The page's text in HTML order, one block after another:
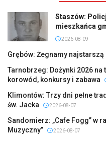
Staszów:
mieszkańca
2026-08-09
Grębów: Żegnamy
Tarnobrzeg: Dożynki 2026
korowód, konkursy i zabawa
Klimontów: Trzy dni pełne
św. Jacka
2026-08-07
Sandomierz: „Cafe Fogg” w
Muzyczny”
2026-08-07